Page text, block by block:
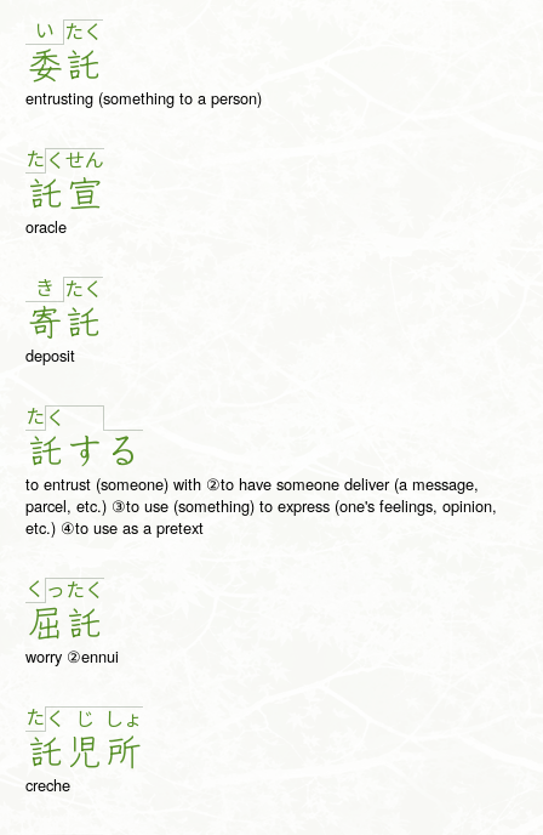
い
委
た く
託
entrusting (something to a person)
た く
託
せん
宣
oracle
き
寄
た く
託
deposit
た く
託す る
to entrust (someone) with ②to have someone deliver (a message,
parcel, etc.) ③to use (something) to express (one's feelings, opinion,
etc.) ④to use as a pretext
く っ
屈
た く
託
worry ②ennui
た く
託
じ
児
しょ
所
creche